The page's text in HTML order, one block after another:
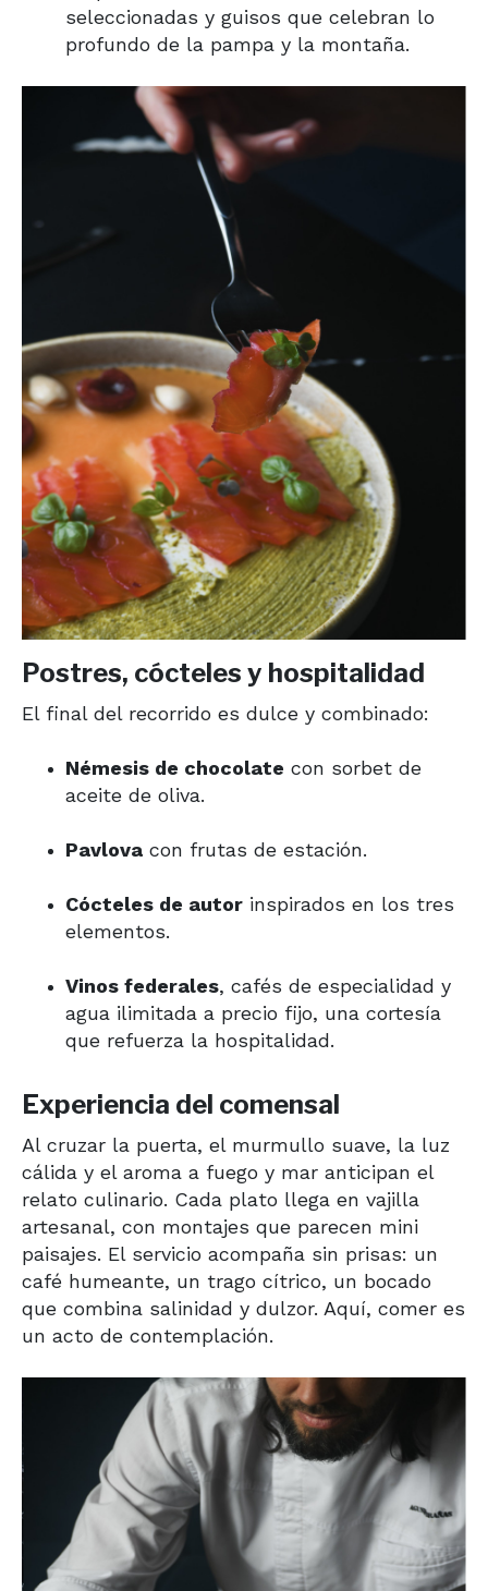
seleccionadas y guisos que celebran lo
profundo de la pampa y la montaña.
Postres, cócteles y hospitalidad
El final del recorrido es dulce y combinado:
Némesis de chocolate con sorbet de
aceite de oliva.
Pavlova con frutas de estación.
Cócteles de autor inspirados en los tres
elementos.
Vinos federales, cafés de especialidad y
agua ilimitada a precio fijo, una cortesía
que refuerza la hospitalidad.
Experiencia del comensal
Al cruzar la puerta, el murmullo suave, la luz
cálida y el aroma a fuego y mar anticipan el
relato culinario. Cada plato llega en vajilla
artesanal, con montajes que parecen mini
paisajes. El servicio acompaña sin prisas: un
café humeante, un trago cítrico, un bocado
que combina salinidad y dulzor. Aquí, comer es
un acto de contemplación.